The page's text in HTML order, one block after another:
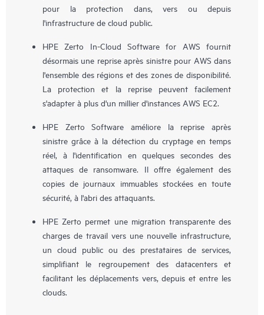
pour la protection dans, vers ou depuis
l'infrastructure de cloud public.
HPE Zerto In-Cloud Software for AWS fournit
désormais une reprise après sinistre pour AWS dans
l'ensemble des régions et des zones de disponibilité.
La protection et la reprise peuvent facilement
s'adapter à plus d'un millier d'instances AWS EC2.
HPE Zerto Software améliore la reprise après
sinistre grâce à la détection du cryptage en temps
réel, à l'identification en quelques secondes des
attaques de ransomware. Il offre également des
copies de journaux immuables stockées en toute
sécurité, à l'abri des attaquants.
HPE Zerto permet une migration transparente des
charges de travail vers une nouvelle infrastructure,
un cloud public ou des prestataires de services,
simplifiant le regroupement des datacenters et
facilitant les déplacements vers, depuis et entre les
clouds.